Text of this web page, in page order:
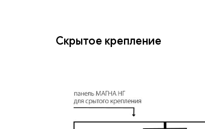
Скрытое крепление